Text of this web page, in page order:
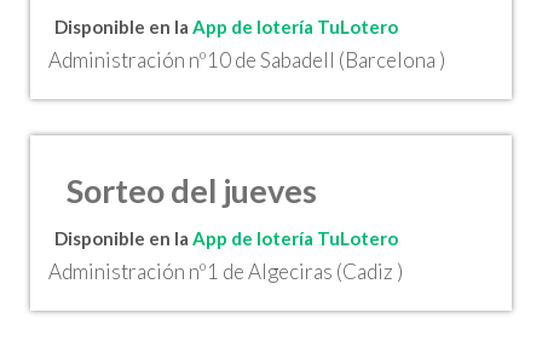
Disponible en la App de lotería TuLotero
Administración nº10 de Sabadell (Barcelona )
Sorteo del jueves
Disponible en la App de lotería TuLotero
Administración nº1 de Algeciras (Cadiz )